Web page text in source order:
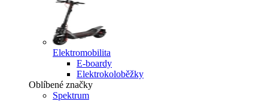
Elektromobilita
E-boardy
Elektrokoloběžky
Oblíbené značky
Spektrum